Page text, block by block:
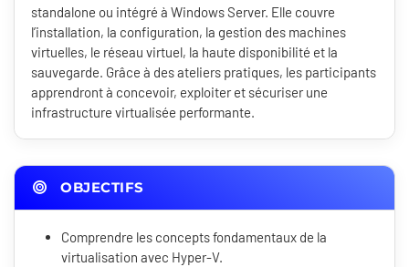
standalone ou intégré à Windows Server. Elle couvre
l’installation, la configuration, la gestion des machines
virtuelles, le réseau virtuel, la haute disponibilité et la
sauvegarde. Grâce à des ateliers pratiques, les participants
apprendront à concevoir, exploiter et sécuriser une
infrastructure virtualisée performante.
OBJECTIFS
Comprendre les concepts fondamentaux de la
virtualisation avec Hyper-V.